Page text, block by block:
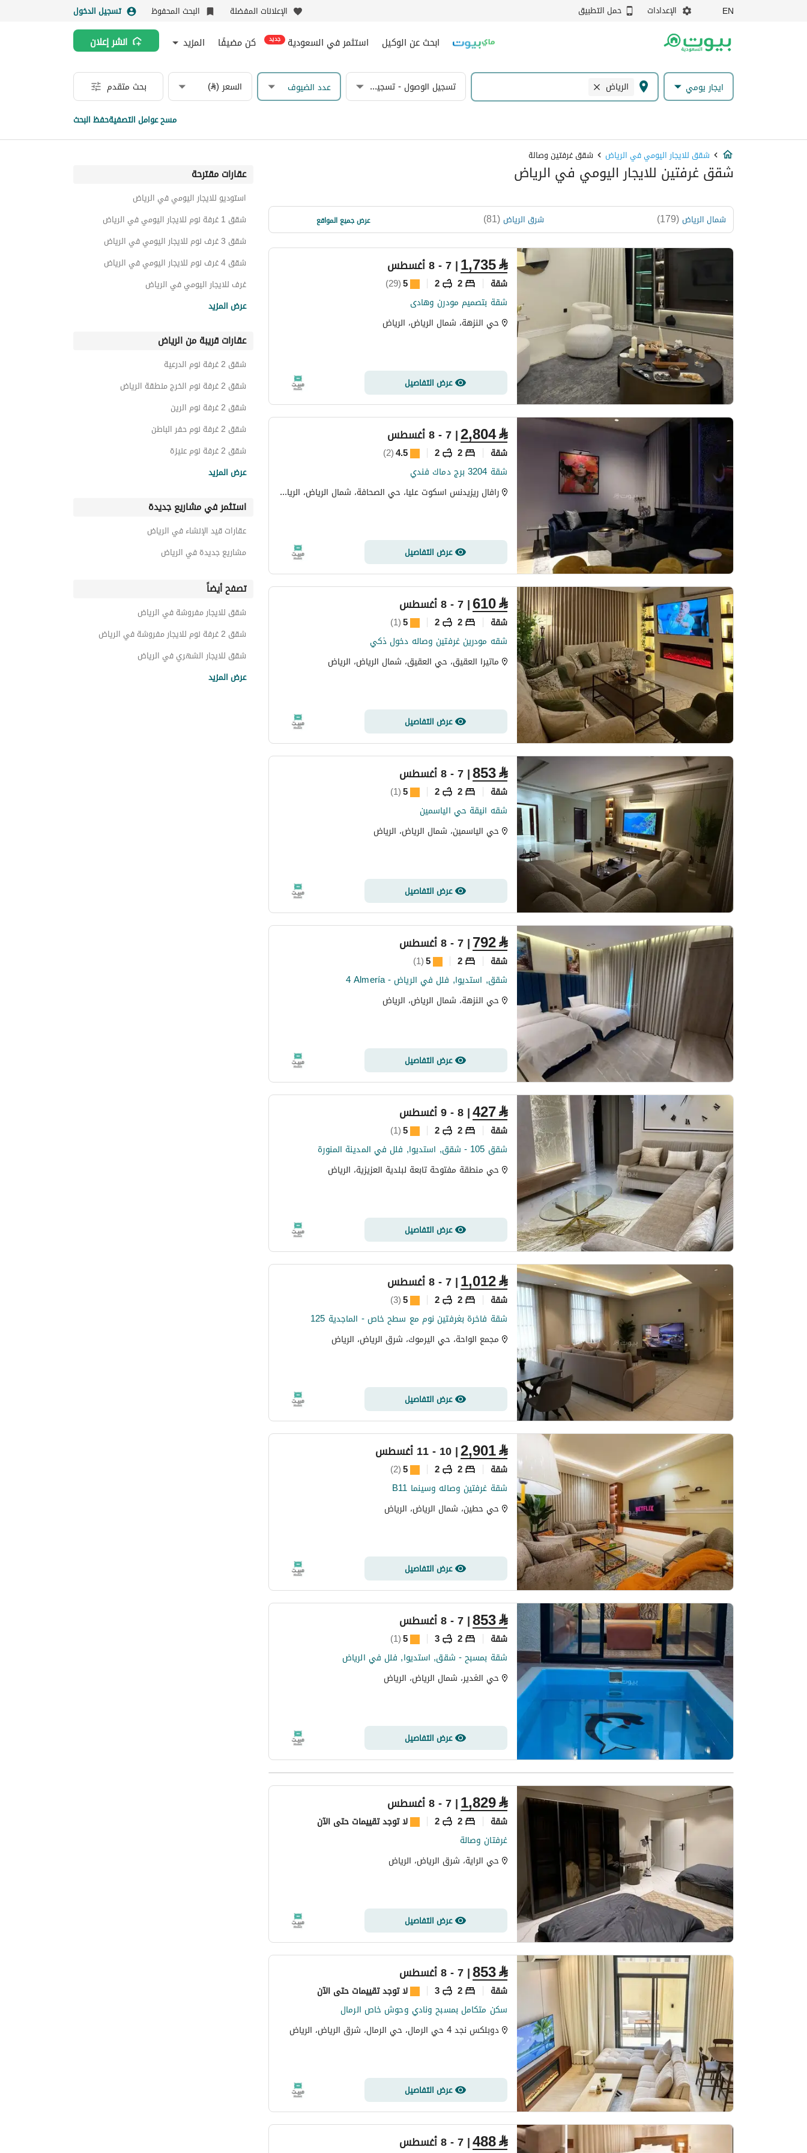
EN الإعدادات حمل التطبيق الإعلانات المفضلة البحث المحفوظ تسجيل الدخول
ابحث عن الوكيل استثمر في السعودية جديد كن مضيفًا المزيد انشر إعلان
ايجار يومي الرياض تسجيل الوصول - تسجيل المغادرة عدد الضيوف السعر (⃁) بحث متقدم
مسح عوامل التصفيةحفظ البحث
شقق للايجار اليومي في الرياض شقق غرفتين وصالة
شقق غرفتين للايجار اليومي في الرياض
شمال الرياض(
179
) شرق الرياض(
81
) غرب الرياض
(
27
)
جنوب الرياض
(
10
)
عرض جميع المواقع
⃁
1,735| 7 - 8 أغسطس
شقة 2
2
5
(
29
)
شقة بتصميم مودرن وهادى
حي النزهة، شمال الرياض، الرياض
عرض التفاصيل
⃁
2,804| 7 - 8 أغسطس
شقة 2
2
4.5
(
2
)
شقة 3204 برج دماك فندي
رافال ريزيدنس اسكوت عليا، حي الصحافة، شمال الرياض، الرياض
عرض التفاصيل
⃁
610| 7 - 8 أغسطس
شقة 2
2
5
(
1
)
شقه مودرين غرفتين وصاله دخول ذكي
ماتيرا العقيق، حي العقيق، شمال الرياض، الرياض
عرض التفاصيل
⃁
853| 7 - 8 أغسطس
شقة 2
2
5
(
1
)
شقه انيقة حي الياسمين
حي الياسمين، شمال الرياض، الرياض
عرض التفاصيل
⃁
792| 7 - 8 أغسطس
شقة 2
5
(
1
)
4 Almería - شقق, استديوا, فلل في الرياض
حي النزهة، شمال الرياض، الرياض
عرض التفاصيل
⃁
427| 8 - 9 أغسطس
شقة 2
2
5
(
1
)
شقق 105 - شقق, استديوا, فلل في المدينة المنورة
حي منطقة مفتوحة تابعة لبلدية العزيزية، الرياض
عرض التفاصيل
⃁
1,012| 7 - 8 أغسطس
شقة 2
2
5
(
3
)
شقة فاخرة بغرفتين نوم مع سطح خاص - الماجدية 125
مجمع الواحة، حي اليرموك، شرق الرياض، الرياض
عرض التفاصيل
⃁
2,901| 10 - 11 أغسطس
شقة 2
2
5
(
2
)
شقة غرفتين وصاله وسينما B11
حي حطين، شمال الرياض، الرياض
عرض التفاصيل
⃁
853| 7 - 8 أغسطس
شقة 2
3
5
(
1
)
شقة بمسبح - شقق, استديوا, فلل في الرياض
حي الغدير، شمال الرياض، الرياض
عرض التفاصيل
⃁
1,829| 7 - 8 أغسطس
شقة 2
2
لا توجد تقييمات حتى الآن
غرفتان وصالة
حي الراية، شرق الرياض، الرياض
عرض التفاصيل
⃁
853| 7 - 8 أغسطس
شقة 2
3
لا توجد تقييمات حتى الآن
سكن متكامل بمسبح ونادي وحوش خاص الرمال
دوبلكس نجد 4 حي الرمال، حي الرمال، شرق الرياض، الرياض
عرض التفاصيل
⃁
488| 7 - 8 أغسطس
عقارات مقترحة
استوديو للايجار اليومي في الرياض
شقق 1 غرفة نوم للايجار اليومي في الرياض
شقق 3 غرف نوم للايجار اليومي في الرياض
شقق 4 غرف نوم للايجار اليومي في الرياض
غرف للايجار اليومي في الرياض
فلل للايجار اليومي في الرياض
عقارات للايجار اليومي في الرياض
عرض المزيد
عقارات قريبة من الرياض
شقق 2 غرفة نوم الدرعية
شقق 2 غرفة نوم الخرج منطقة الرياض
شقق 2 غرفة نوم الرين
شقق 2 غرفة نوم حفر الباطن
شقق 2 غرفة نوم عنيزة
شقق 2 غرفة نوم الجبيل
شقق 2 غرفة نوم قصرابن عقيل
شقق 2 غرفة نوم الدمام
عرض المزيد
استثمر في مشاريع جديدة
عقارات قيد الإنشاء في الرياض
مشاريع جديدة في الرياض
تصفح أيضاً
شقق للايجار مفروشة في الرياض
شقق 2 غرفة نوم للايجار مفروشة في الرياض
شقق للايجار الشهري في الرياض
عرض المزيد